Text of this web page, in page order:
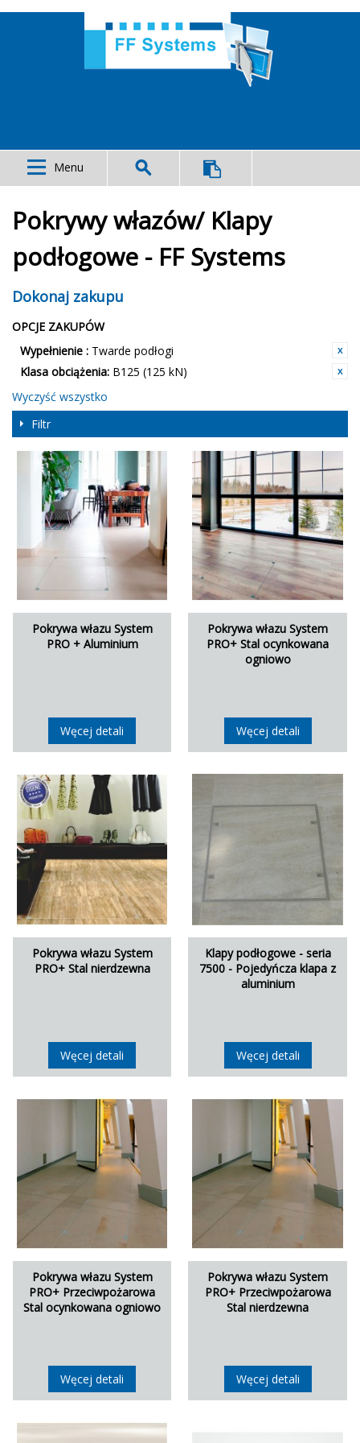
Menu
Pokrywy włazów/ Klapy
podłogowe - FF Systems
Dokonaj zakupu
OPCJE ZAKUPÓW
Wypełnienie : Twarde podłogi
Klasa obciążenia: B125 (125 kN)
Wyczyść wszystko
Filtr
Pokrywa włazu System
PRO + Aluminium
Węcej detali
Pokrywa włazu System
PRO+ Stal ocynkowana
ogniowo
Węcej detali
Pokrywa włazu System
PRO+ Stal nierdzewna
Węcej detali
Klapy podłogowe - seria
7500 - Pojedyńcza klapa z
aluminium
Węcej detali
Pokrywa włazu System
PRO+ Przeciwpożarowa
Stal ocynkowana ogniowo
Węcej detali
Pokrywa włazu System
PRO+ Przeciwpożarowa
Stal nierdzewna
Węcej detali